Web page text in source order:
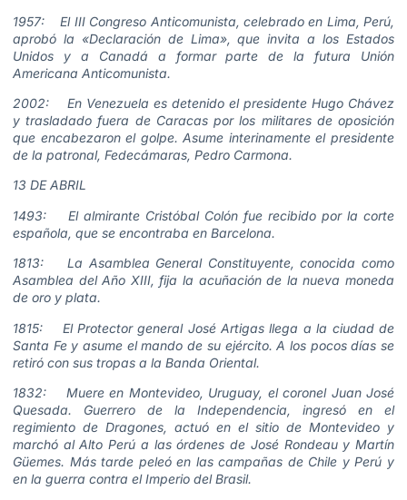
1957: El III Congreso Anticomunista, celebrado en Lima, Perú,
aprobó la «Declaración de Lima», que invita a los Estados
Unidos y a Canadá a formar parte de la futura Unión
Americana Anticomunista.
2002: En Venezuela es detenido el presidente Hugo Chávez
y trasladado fuera de Caracas por los militares de oposición
que encabezaron el golpe. Asume interinamente el presidente
de la patronal, Fedecámaras, Pedro Carmona.
13 DE ABRIL
1493: El almirante Cristóbal Colón fue recibido por la corte
española, que se encontraba en Barcelona.
1813: La Asamblea General Constituyente, conocida como
Asamblea del Año XIII, fija la acuñación de la nueva moneda
de oro y plata.
1815: El Protector general José Artigas llega a la ciudad de
Santa Fe y asume el mando de su ejército. A los pocos días se
retiró con sus tropas a la Banda Oriental.
1832: Muere en Montevideo, Uruguay, el coronel Juan José
Quesada. Guerrero de la Independencia, ingresó en el
regimiento de Dragones, actuó en el sitio de Montevideo y
marchó al Alto Perú a las órdenes de José Rondeau y Martín
Güemes. Más tarde peleó en las campañas de Chile y Perú y
en la guerra contra el Imperio del Brasil.